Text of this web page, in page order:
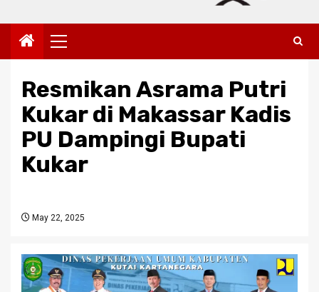
Primary
Menu
Resmikan Asrama Putri
Kukar di Makassar Kadis
PU Dampingi Bupati
Kukar
May 22, 2025